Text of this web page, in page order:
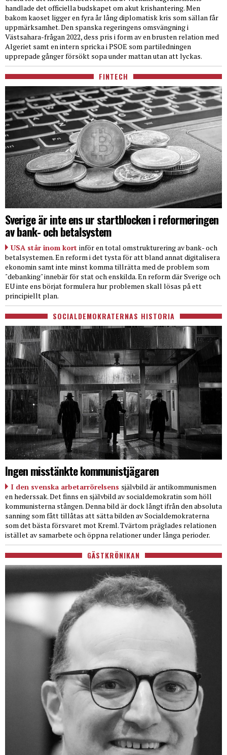
handlade det officiella budskapet om akut krishantering. Men
bakom kaoset ligger en fyra år lång diplomatisk kris som sällan får
uppmärksamhet. Den spanska regeringens omsvängning i
Västsahara-frågan 2022, dess pris i form av en brusten relation med
Algeriet samt en intern spricka i PSOE som partiledningen
upprepade gånger försökt sopa under mattan utan att lyckas.
FINTECH
Sverige är inte ens ur startblocken i reformeringen
av bank- och betalsystem
USA står inom kort inför en total omstrukturering av bank- och
betalsystemen. En reform i det tysta för att bland annat digitalisera
ekonomin samt inte minst komma tillrätta med de problem som
"debanking" innebär för stat och enskilda. En reform där Sverige och
EU inte ens börjat formulera hur problemen skall lösas på ett
principiellt plan.
SOCIALDEMOKRATERNAS HISTORIA
Ingen misstänkte kommunistjägaren
I den svenska arbetarrörelsens självbild är antikommunismen
en hederssak. Det finns en självbild av socialdemokratin som höll
kommunisterna stången. Denna bild är dock långt ifrån den absoluta
sanning som fått tillåtas att sätta bilden av Socialdemokraterna
som det bästa försvaret mot Kreml. Tvärtom präglades relationen
istället av samarbete och öppna relationer under långa perioder.
GÄSTKRÖNIKAN